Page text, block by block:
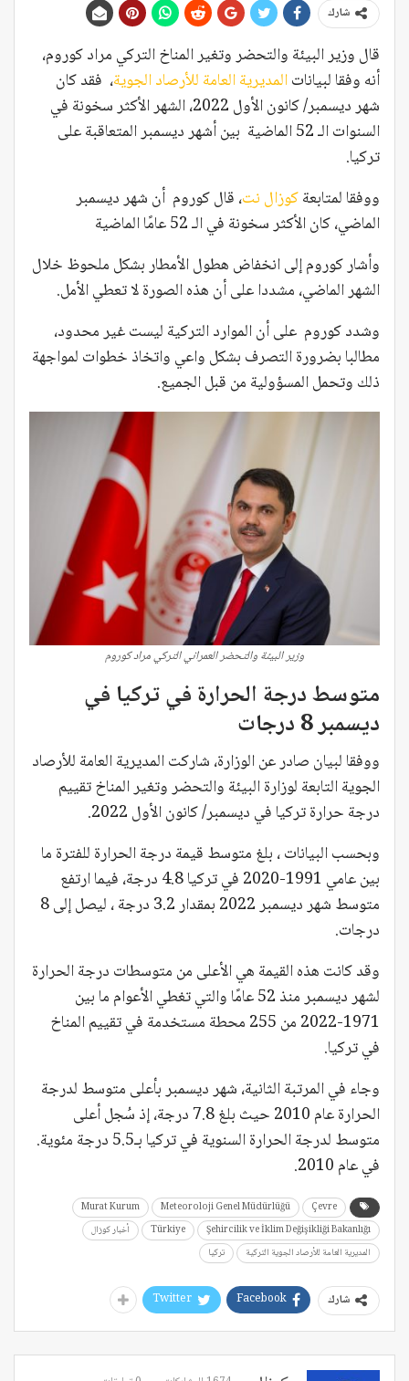
شارك
قال وزير البيئة والتحضر وتغير المناخ التركي مراد كوروم،
أنه وفقا لبياناتالمديرية العامة للأرصاد الجوية، فقد كان
شهر ديسمبر/ كانون الأول 2022، الشهر الأكثر سخونة في
السنوات الـ 52 الماضية بين أشهر ديسمبر المتعاقبة على
تركيا.
ووفقا لمتابعةكوزال نت، قال كوروم أن شهر ديسمبر
الماضي، كان الأكثر سخونة في الـ 52 عامًا الماضية
وأشار كوروم إلى انخفاض هطول الأمطار بشكل ملحوظ خلال
الشهر الماضي، مشددا على أن هذه الصورة لا تعطي الأمل.
وشدد كوروم على أن الموارد التركية ليست غير محدود،
مطالبا بضرورة التصرف بشكل واعي واتخاذ خطوات لمواجهة
ذلك وتحمل المسؤولية من قبل الجميع.
وزير البيئة والتحضر العمراني التركي مراد كوروم
متوسط درجة الحرارة في ​​تركيا في
ديسمبر 8 درجات
ووفقا لبيان صادر عن الوزارة، شاركت المديرية العامة للأرصاد
الجوية التابعة لوزارة البيئة والتحضر وتغير المناخ تقييم
درجة حرارة تركيا في ديسمبر/ كانون الأول 2022.
وبحسب البيانات ، بلغ متوسط ​​قيمة درجة الحرارة للفترة ما
بين عامي 1991-2020 في تركيا 4.8 درجة، فيما ارتفع
متوسط ​​شهر ديسمبر 2022 بمقدار 3.2 درجة ، ليصل إلى 8
درجات.
وقد كانت هذه القيمة هي الأعلى من متوسطات درجة الحرارة
لشهر ديسمبر منذ 52 عامًا والتي تغطي الأعوام ما بين
1971-2022 من 255 محطة مستخدمة في تقييم المناخ
في تركيا.
وجاء في المرتبة الثانية، شهر ديسمبر بأعلى متوسط لدرجة
الحرارة ​​عام 2010 حيث بلغ 7.8 درجة، إذ سُجل أعلى
متوسط لدرجة الحرارة السنوية في تركيا بـ5.5 درجة مئوية.
في عام 2010.
Çevre
Meteoroloji Genel Müdürlüğü
Murat Kurum
Şehircilik ve İklim Değişikliği Bakanlığı
Türkiye
أخبار كوزال
المديرية العامة للأرصاد الجوية التركية
تركيا
شارك Facebook
Twitter